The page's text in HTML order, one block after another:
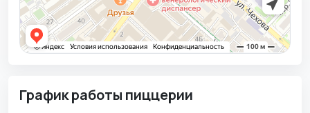
График работы пиццерии